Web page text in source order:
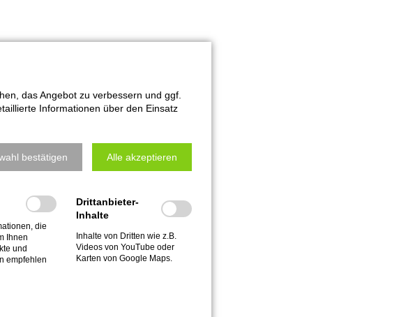
das Angebot zu verbessern und ggf.
Informationen über den Einsatz
bestätigen Alle akzeptieren
die
Ihnen
und
empfehlen
Drittanbieter-
Inhalte
Inhalte von Dritten wie z.B.
Videos von YouTube oder
Karten von Google Maps.